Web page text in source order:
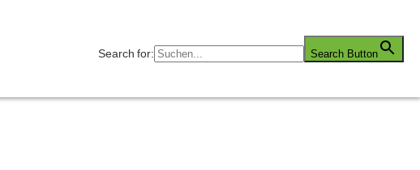
Search for: Search Button